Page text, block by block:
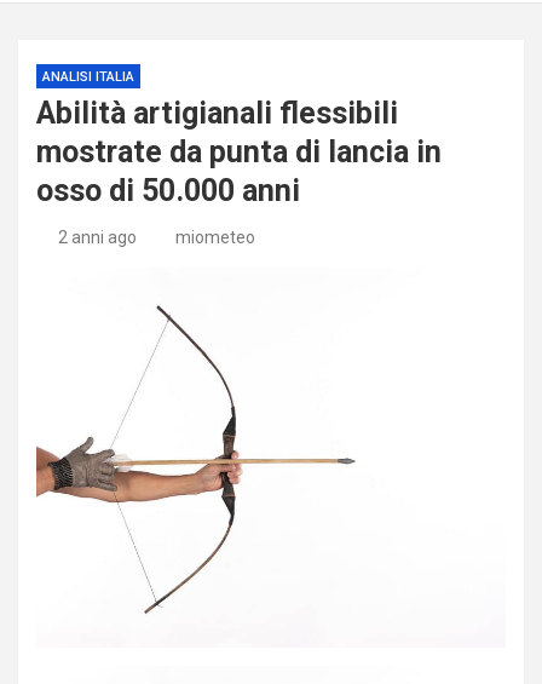
ANALISI ITALIA
Abilità artigianali flessibili
mostrate da punta di lancia in
osso di 50.000 anni
2 anni ago miometeo